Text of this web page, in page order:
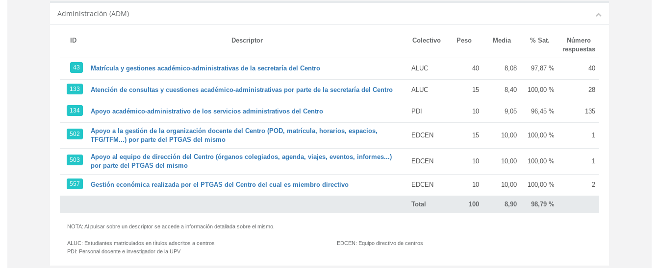
Administración (ADM)
ID Descriptor Colectivo Peso Media % Sat.
Número
respuestas
Total 100 8,90 98,79 %
43 Matrícula y gestiones académico-administrativas de la secretaría del Centro ALUC 40 8,08 97,87 % 40
133 Atención de consultas y cuestiones académico-administrativas por parte de la secretaría del Centro ALUC 15 8,40 100,00 % 28
134 Apoyo académico-administrativo de los servicios administrativos del Centro PDI 10 9,05 96,45 % 135
502
Apoyo a la gestión de la organización docente del Centro (POD, matrícula, horarios, espacios,
TFG/TFM...) por parte del PTGAS del mismo
EDCEN 15 10,00 100,00 % 1
503
Apoyo al equipo de dirección del Centro (órganos colegiados, agenda, viajes, eventos, informes...)
por parte del PTGAS del mismo
EDCEN 10 10,00 100,00 % 1
557 Gestión económica realizada por el PTGAS del Centro del cual es miembro directivo EDCEN 10 10,00 100,00 % 2
NOTA: Al pulsar sobre un descriptor se accede a información detallada sobre el mismo.
ALUC: Estudiantes matriculados en títulos adscritos a centros
PDI: Personal docente e investigador de la UPV
EDCEN: Equipo directivo de centros